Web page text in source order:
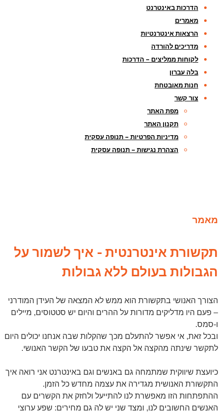
הדרכות באינטרנט
מאמרים
הרצאות אינטרנטיות
מדריכים להורדה
לקוחות ממליצים – הדרכות
בלה עברון
חנות מאובטחת
צור קשר
מפת האתר
תקנון האתר
מדיניות הפרטיות – תנופה עסקית
הצהרת נגישות – תנופה עסקית
מאמר
תקשורת אינטרנטית - איך לשמור על
הגבולות בעולם ללא גבולות
הצורך האנושי בתקשורת הוא ממש לא המצאה של העידן המודרני
– פעם היו מדליקים מדורות על ההרים והיום יש סטטוסים, מיילים
ו-סמס.
ובכל זאת, אי אפשר להתעלם מכך שהקלות שבה אנחנו יכולים היום
לתקשר שינתה מהקצה אל הקצה את טבעו של הקשר האנושי.
כיועצת שיווקית שמתמחה גם באנשים וגם באינטרנט אני רואה איך
התקשורת האנושית מגדירה את עצמה מחדש כל הזמן.
ההתפתחות הזו מאפשרת לנו להתייעל ולחזק את הקשרים עם
האנשים החשובים לנו, ומצד שני יש לה גם מחירים: שפע ערוצי